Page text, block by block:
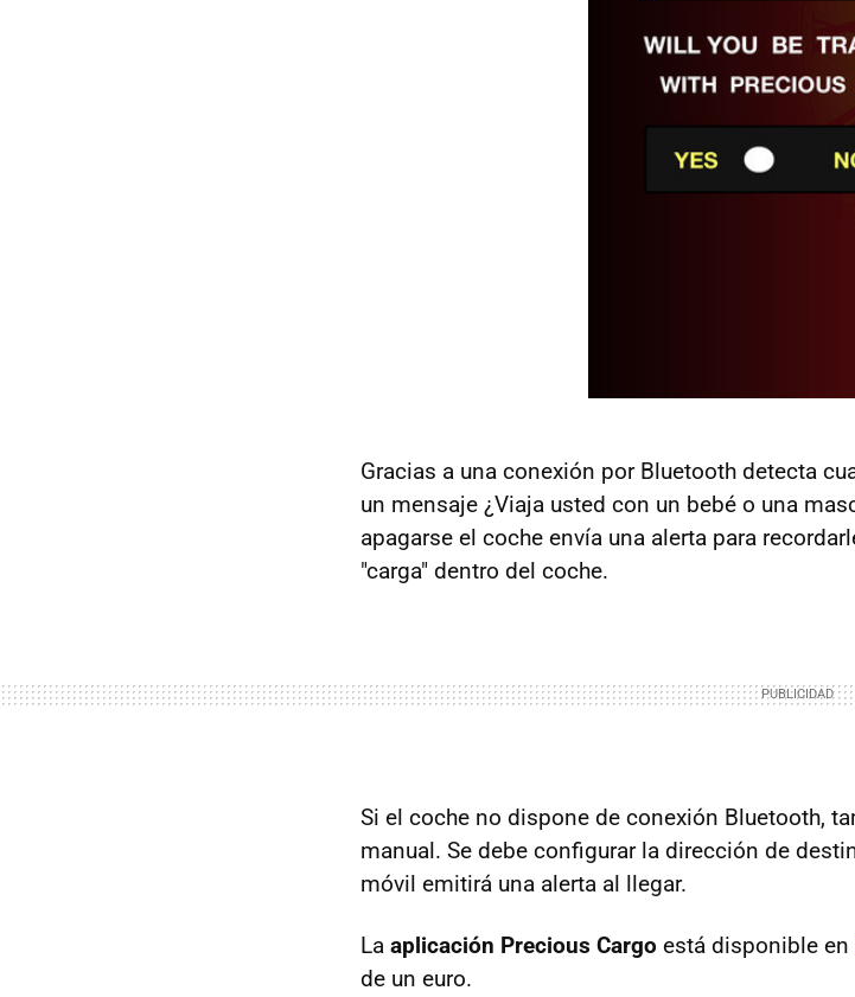
Gracias a una conexión por Bluetooth detecta
un mensaje ¿Viaja usted con un bebé o una
apagarse el coche envía una alerta para
"carga" dentro del coche.
Si el coche no dispone de conexión Bluetooth,
manual. Se debe configurar la dirección de
móvil emitirá una alerta al llegar.
La aplicación Precious Cargo está disponible en
de un euro.